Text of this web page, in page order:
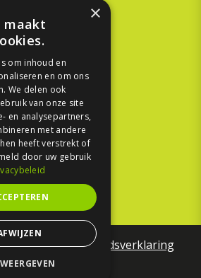
Toegankelijkheidsverklaring
×
maakt
om inhoud en
en om ons
We delen ook
van onze site
en analysepartners,
met andere
heeft verstrekt of
door uw gebruik